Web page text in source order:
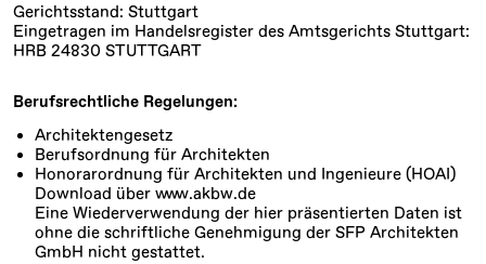
Gerichtsstand: Stuttgart
Eingetragen im Handelsregister des Amtsgerichts Stuttgart:
HRB 24830 STUTTGART
Berufsrechtliche Regelungen:
Architektengesetz
Berufsordnung für Architekten
Honorarordnung für Architekten und Ingenieure (HOAI)
Download über www.akbw.de
Eine Wiederverwendung der hier präsentierten Daten ist
ohne die schriftliche Genehmigung der SFP Architekten
GmbH nicht gestattet.